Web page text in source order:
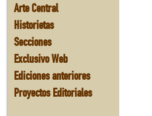
Arte Central
Historietas
Secciones
Exclusivo Web
Ediciones anteriores
Proyectos Editoriales